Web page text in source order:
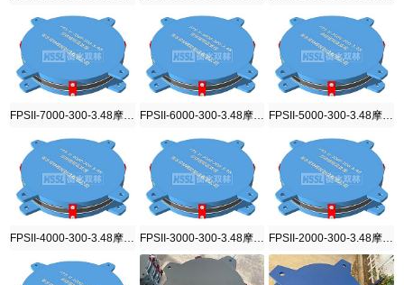
FPSII-6000-300-3.48摩擦摆隔震支座
FPSII-3000-300-3.48摩擦摆隔震支座